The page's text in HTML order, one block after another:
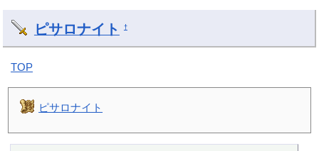
ピサロナイト †
TOP
ピサロナイト